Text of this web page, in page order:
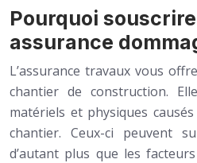
Pourquoi
assurance
L’assurance travaux vous
chantier de construction.
matériels et physiques
chantier. Ceux-ci peuvent
d’autant plus que les